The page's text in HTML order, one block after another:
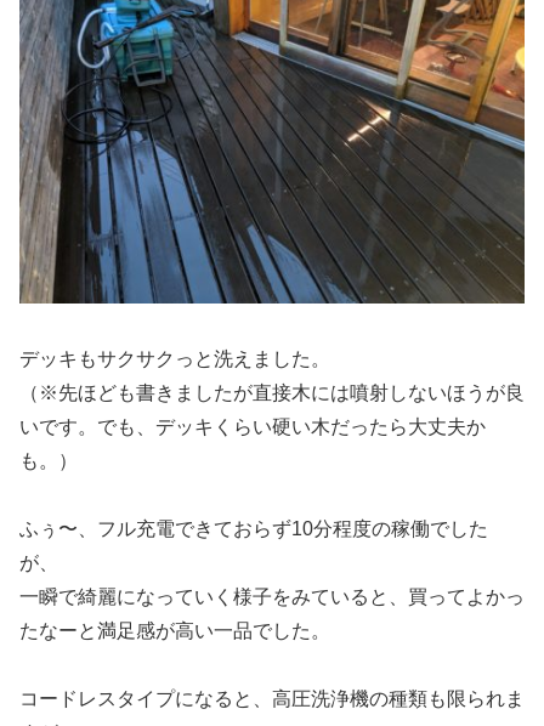
デッキもサクサクっと洗えました。
（※先ほども書きましたが直接木には噴射しないほうが良
いです。でも、デッキくらい硬い木だったら大丈夫か
も。）
ふぅ〜、フル充電できておらず10分程度の稼働でした
が、
一瞬で綺麗になっていく様子をみていると、買ってよかっ
たなーと満足感が高い一品でした。
コードレスタイプになると、高圧洗浄機の種類も限られま